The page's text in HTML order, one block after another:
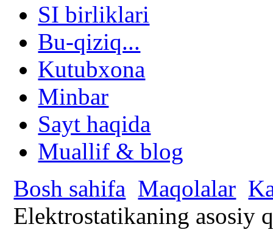
SI birliklari
Bu-qiziq...
Kutubxona
Minbar
Sayt haqida
Muallif & blog
Bosh sahifa Maqolalar
Elektrostatikaning asosiy